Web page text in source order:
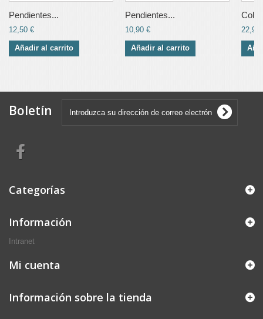
Pendientes...
12,50 €
Añadir al carrito
Pendientes...
10,90 €
Añadir al carrito
22,90
Boletín
Categorías
Información
Intranet
Mi cuenta
Información sobre la tienda